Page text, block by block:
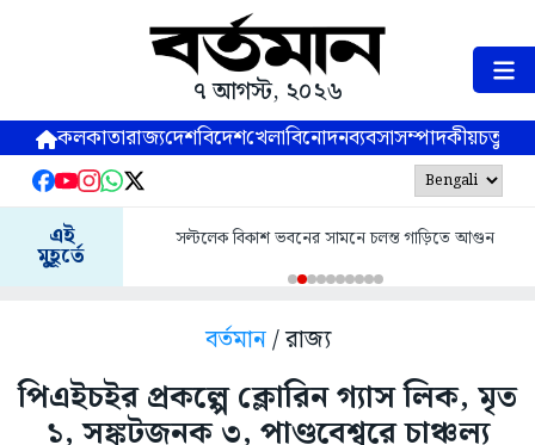
৭ আগস্ট, ২০২৬
কলকাতারাজ্যদেশবিদেশখেলাবিনোদনব্যবসাসম্পাদকীয়
এই
মুহূর্তে
সল্টলেক বিকাশ ভবনের সামনে চলন্ত গাড়িতে আগুন
বর্তমান/ রাজ্য
পিএইচইর প্রকল্পে ক্লোরিন গ্যাস লিক, মৃত
১, সঙ্কটজনক ৩, পাণ্ডবেশ্বরে চাঞ্চল্য